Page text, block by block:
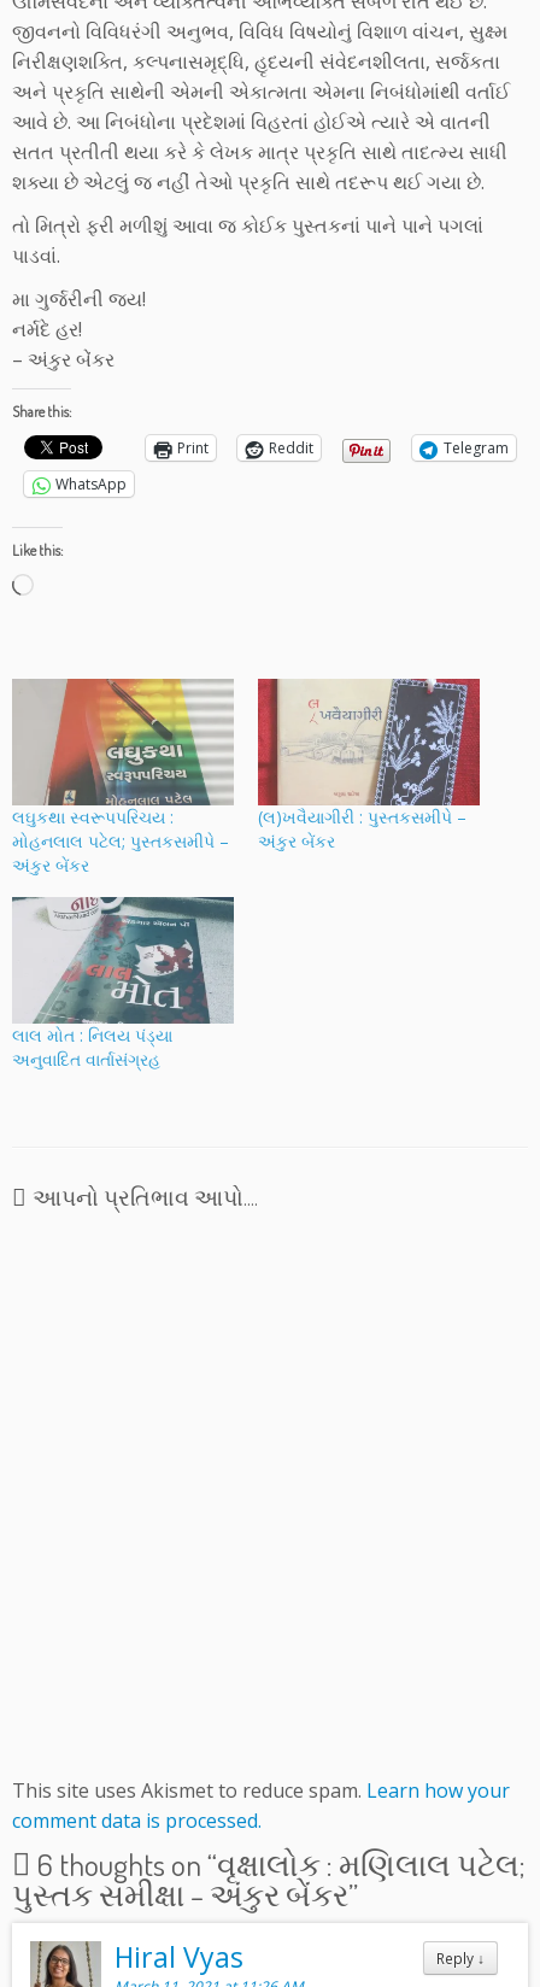
જીવનનો વિવિધરંગી અનુભવ, વિવિધ વિષયોનું વિશાળ વાંચન, સુક્ષ્મ
નિરીક્ષણશક્તિ, કલ્પનાસમૃદ્ધિ, હૃદયની સંવેદનશીલતા, સર્જકતા
અને પ્રકૃતિ સાથેની એમની એકાત્મતા એમના નિબંધોમાંથી વર્તાઈ
આવે છે. આ નિબંધોના પ્રદેશમાં વિહરતાં હોઈએ ત્યારે એ વાતની
સતત પ્રતીતી થયા કરે કે લેખક માત્ર પ્રકૃતિ સાથે તાદત્મ્ય સાધી
શક્યા છે એટલું જ નહીં તેઓ પ્રકૃતિ સાથે તદરૂપ થઈ ગયા છે.
તો મિત્રો ફરી મળીશું આવા જ કોઈક પુસ્તકનાં પાને પાને પગલાં
પાડવાં.
મા ગુર્જરીની જય!
નર્મદે હર!
– અંકુર બેંકર
Share this:
Print Reddit
Telegram
WhatsApp
Like this:
Loading…
લઘુકથા સ્વરૂપપરિચય :
મોહનલાલ પટેલ; પુસ્તકસમીપે –
અંકુર બેંકર
(લ)ખવૈયાગીરી : પુસ્તકસમીપે –
અંકુર બેંકર
લાલ મોત : નિલય પંડ્યા
અનુવાદિત વાર્તાસંગ્રહ
આપનો પ્રતિભાવ આપો....
This site uses Akismet to reduce spam. Learn how your
comment data is processed.
6 thoughts on “વૃક્ષાલોક : મણિલાલ પટેલ;
પુસ્તક સમીક્ષા – અંકુર બેંકર”
Reply ↓
Hiral Vyas